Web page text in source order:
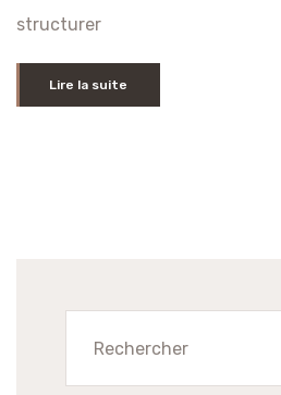
structurer
Lire la suite